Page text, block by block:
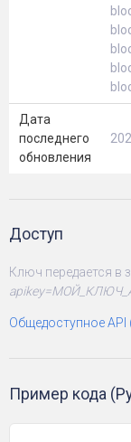
Дата
последнего
обновления
Доступ
Ключ передается в
Общедоступное API
Пример кода